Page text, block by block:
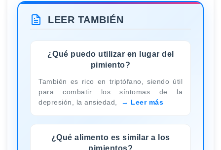
LEER TAMBIÉN
¿Qué puedo utilizar en lugar del
pimiento?
También es rico en triptófano, siendo útil
para combatir los síntomas de la
depresión, la ansiedad,
Leer más
¿Qué alimento es similar a los
pimientos?